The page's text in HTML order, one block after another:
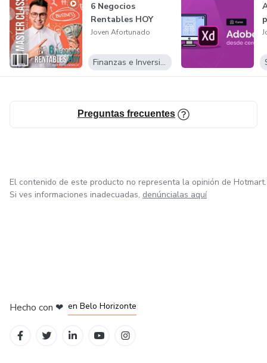
6 Negocios
Rentables HOY
Joven Afortunado
Finanzas e Inversiones
Preguntas frecuentes
El contenido de este producto no representa la opinión de Hotmart.
Si ves informaciones inadecuadas, denúncialas aquí
Hecho con ❤ en Belo Horizonte